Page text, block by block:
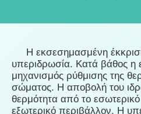
Η εκσεσημασμένη
υπεριδρωσία. Κατά βάθος η
μηχανισμός ρύθμισης της
σώματος. Η αποβολή του
θερμότητα από το
εξωτερικό περιβάλλον. Η